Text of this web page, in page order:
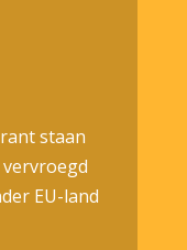
staan
EU-land